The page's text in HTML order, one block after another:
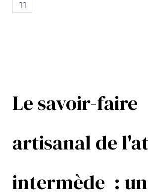
Le savoir-faire
artisanal de
intermède : une